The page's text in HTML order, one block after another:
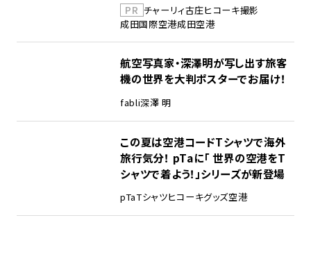
PR チャーリィ古庄ヒコーキ撮影
成田国際空港成田空港
航空写真家・深澤明が写し出す旅客
機の世界を大判ポスターでお届け！
fabli深澤 明
この夏は空港コードTシャツで海外
旅行気分！ pTaに「 世界の空港をT
シャツで着よう！」シリーズが新登場
pTaTシャツヒコーキグッズ空港